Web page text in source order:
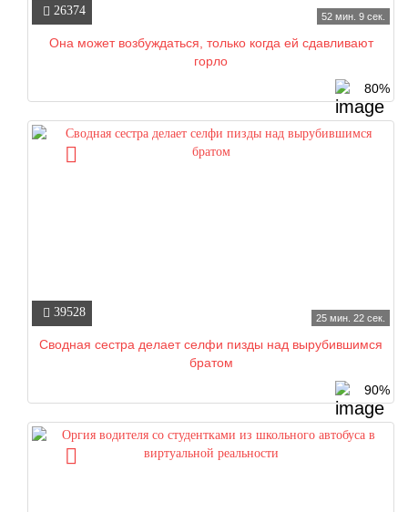
52 мин. 9 сек.
26374
Она может возбуждаться, только когда ей сдавливают
горло
80%
25 мин. 22 сек.
39528
Сводная сестра делает селфи пизды над вырубившимся
братом
90%